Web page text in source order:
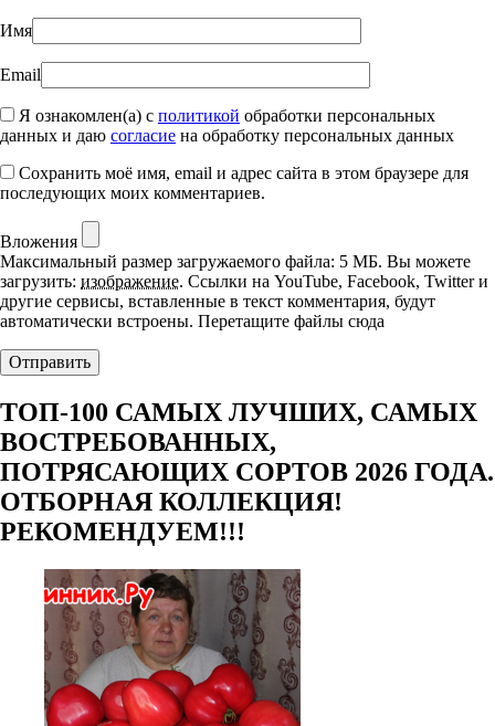
Имя
Email
Я ознакомлен(а) с политикой обработки персональных
данных и даю согласие на обработку персональных данных
Сохранить моё имя, email и адрес сайта в этом браузере для
последующих моих комментариев.
Вложения
Максимальный размер загружаемого файла: 5 МБ. Вы можете
загрузить: изображение. Ссылки на YouTube, Facebook, Twitter и
другие сервисы, вставленные в текст комментария, будут
автоматически встроены. Перетащите файлы сюда
ТОП-100 САМЫХ ЛУЧШИХ, САМЫХ
ВОСТРЕБОВАННЫХ,
ПОТРЯСАЮЩИХ СОРТОВ 2026 ГОДА.
ОТБОРНАЯ КОЛЛЕКЦИЯ!
РЕКОМЕНДУЕМ!!!